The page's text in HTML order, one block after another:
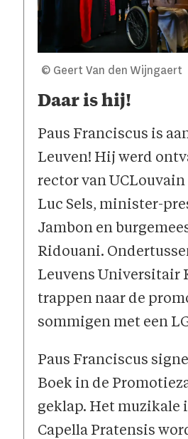
© Geert Van den Wijngaert
Daar is hij!
Paus Franciscus is
Leuven! Hij werd
rector van UCLouvain
Luc Sels, minister-
Jambon en
Ridouani.
Leuvens Universitair
trappen naar de
sommigen met een
Paus Franciscus
Boek in de
geklap. Het muzikale
Capella Pratensis